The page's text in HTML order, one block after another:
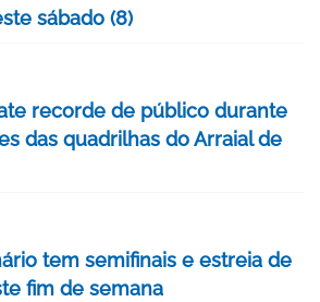
sábado (8)
recorde de público durante
das quadrilhas do Arraial de
tem semifinais e estreia de
fim de semana